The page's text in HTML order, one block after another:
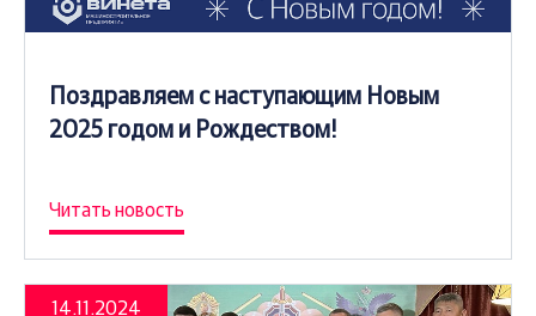
Поздравляем с наступающим Новым
2025 годом и Рождеством!
Читать новость
14.11.2024